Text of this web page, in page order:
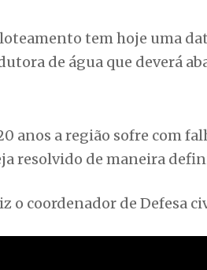
tem hoje uma
de água que deverá
anos a região sofre com
resolvido de maneira
o coordenador de Defesa